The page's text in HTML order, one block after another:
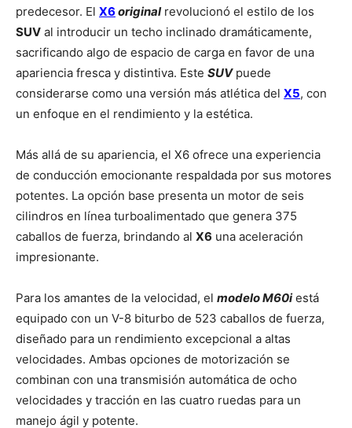
predecesor. El X6 originalrevolucionó el estilo de los
SUV al introducir un techo inclinado dramáticamente,
sacrificando algo de espacio de carga en favor de una
apariencia fresca y distintiva. Este SUVpuede
considerarse como una versión más atlética del X5, con
un enfoque en el rendimiento y la estética.
Más allá de su apariencia, el X6 ofrece una experiencia
de conducción emocionante respaldada por sus motores
potentes. La opción base presenta un motor de seis
cilindros en línea turboalimentado que genera 375
caballos de fuerza, brindando al X6 una aceleración
impresionante.
Para los amantes de la velocidad, el modelo M60i está
equipado con un V-8 biturbo de 523 caballos de fuerza,
diseñado para un rendimiento excepcional a altas
velocidades. Ambas opciones de motorización se
combinan con una transmisión automática de ocho
velocidades y tracción en las cuatro ruedas para un
manejo ágil y potente.